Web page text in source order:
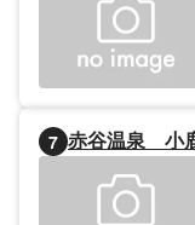
7 赤谷温泉 小